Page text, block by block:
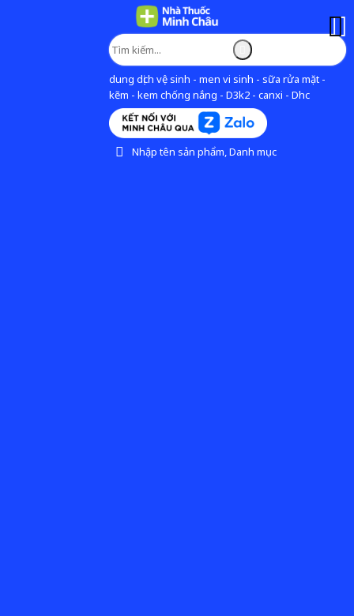
dung dịch vệ sinh - men vi sinh - sữa rửa mặt -
kẽm - kem chống nắng - D3k2 - canxi - Dhc
Nhập tên sản phẩm, Danh mục